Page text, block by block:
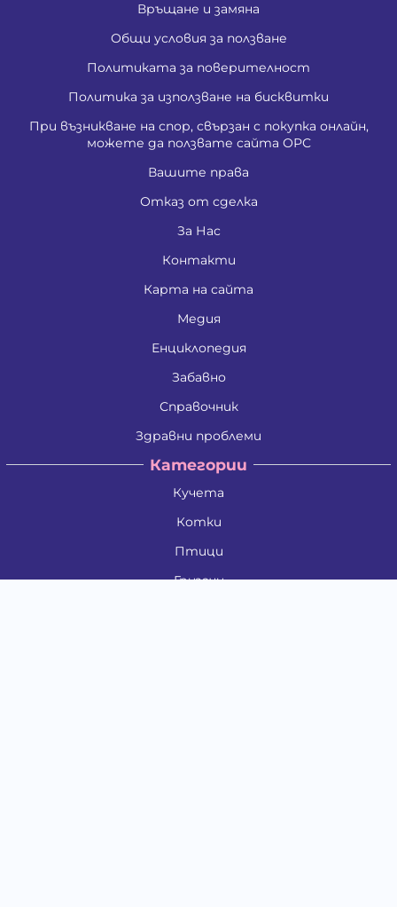
Връщане и замяна
Общи условия за ползване
Политиката за поверителност
Политика за използване на бисквитки
При възникване на спор, свързан с покупка онлайн,
можете да ползвате сайта ОРС
Вашите права
Отказ от сделка
За Нас
Контакти
Карта на сайта
Медия
Енциклопедия
Забавно
Справочник
Здравни проблеми
Категории
Кучета
Котки
Птици
Гризачи